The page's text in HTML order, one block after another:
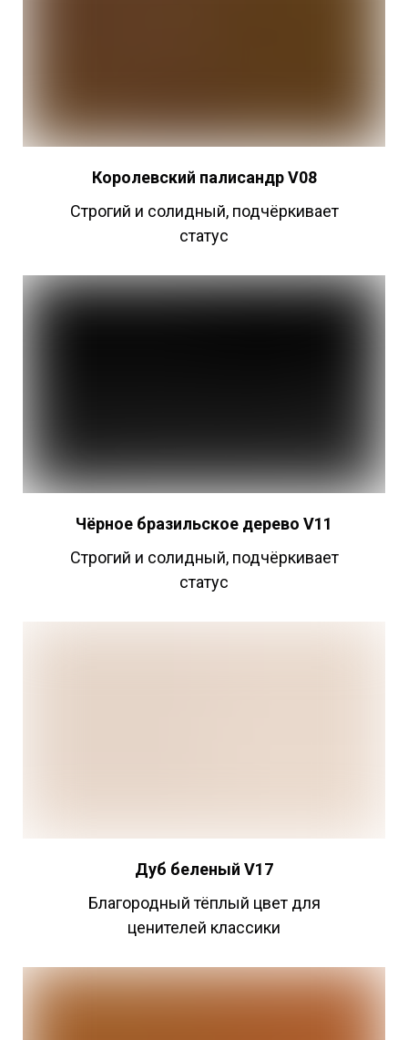
Королевский палисандр V08
Строгий и солидный, подчёркивает
статус
Чёрное бразильское дерево V11
Строгий и солидный, подчёркивает
статус
Дуб беленый V17
Благородный тёплый цвет для
ценителей классики